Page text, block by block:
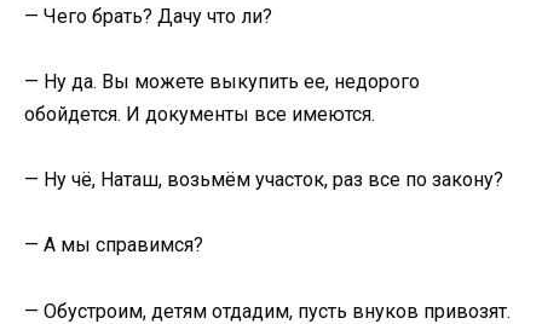
— Чего брать? Дачу что ли?
— Ну да. Вы можете выкупить ее, недорого
обойдется. И документы все имеются.
— Ну чё, Наташ, возьмём участок, раз все по закону?
— А мы справимся?
— Обустроим, детям отдадим, пусть внуков привозят.